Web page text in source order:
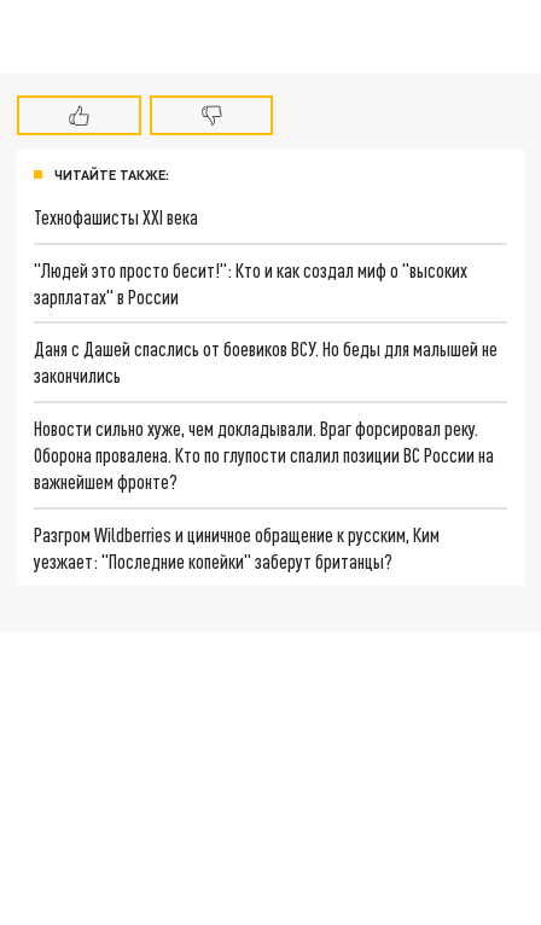
ЧИТАЙТЕ ТАКЖЕ:
Технофашисты XXI века
"Людей это просто бесит!": Кто и как создал миф о "высоких
зарплатах" в России
Даня с Дашей спаслись от боевиков ВСУ. Но беды для малышей не
закончились
Новости сильно хуже, чем докладывали. Враг форсировал реку.
Оборона провалена. Кто по глупости спалил позиции ВС России на
важнейшем фронте?
Разгром Wildberries и циничное обращение к русским, Ким
уезжает: "Последние копейки" заберут британцы?